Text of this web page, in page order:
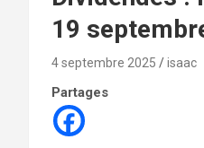
19
4 septembre 2025 isaac
Partages